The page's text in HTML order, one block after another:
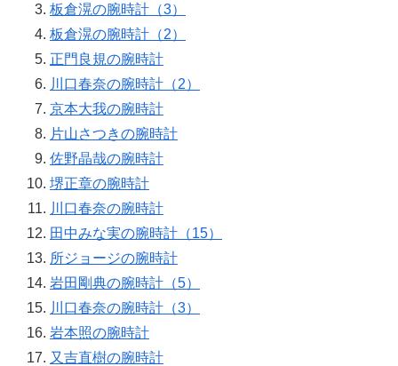
板倉滉の腕時計（3）
板倉滉の腕時計（2）
正門良規の腕時計
川口春奈の腕時計（2）
京本大我の腕時計
片山さつきの腕時計
佐野晶哉の腕時計
堺正章の腕時計
川口春奈の腕時計
田中みな実の腕時計（15）
所ジョージの腕時計
岩田剛典の腕時計（5）
川口春奈の腕時計（3）
岩本照の腕時計
又吉直樹の腕時計